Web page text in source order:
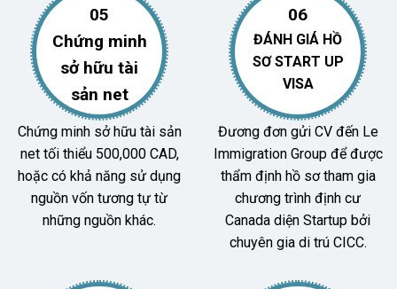
05
Chứng minh
sở hữu tài
sản net
Chứng minh sở hữu tài sản
net tối thiểu 500,000 CAD,
hoặc có khả năng sử dụng
nguồn vốn tương tự từ
những nguồn khác.
06
ĐÁNH GIÁ HỒ
SƠ START UP
VISA
Đương đơn gửi CV đến Le
Immigration Group để được
thẩm định hồ sơ tham gia
chương trình định cư
Canada diện Startup bởi
chuyên gia di trú CICC.